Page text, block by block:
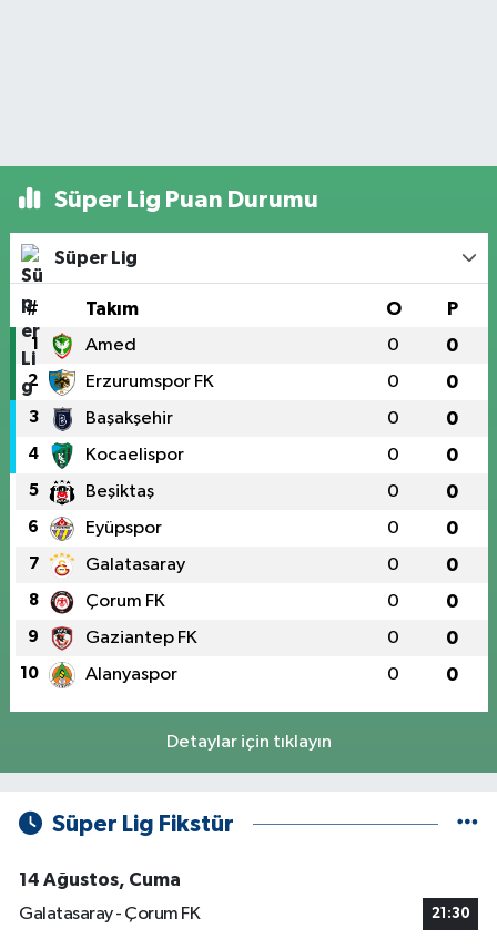
Süper Lig Puan Durumu
Süper Lig
# Takım O P
1 Amed 0 0
2 Erzurumspor FK 0 0
3 Başakşehir 0 0
4 Kocaelispor 0 0
5 Beşiktaş 0 0
6 Eyüpspor 0 0
7 Galatasaray 0 0
8 Çorum FK 0 0
9 Gaziantep FK 0 0
10 Alanyaspor 0 0
Detaylar için tıklayın
Süper Lig Fikstür
14 Ağustos, Cuma
Galatasaray - Çorum FK
21:30